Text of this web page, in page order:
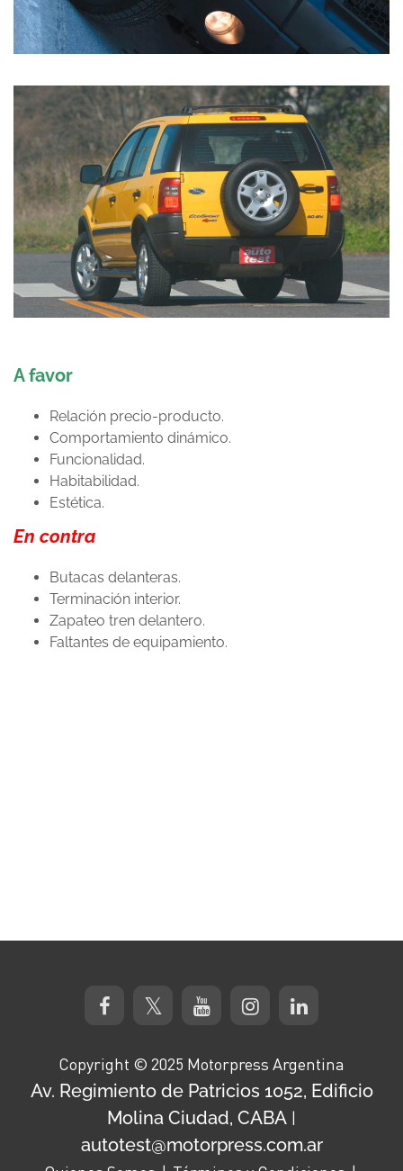
A favor
Relación precio-producto.
Comportamiento dinámico.
Funcionalidad.
Habitabilidad.
Estética.
En contra
Butacas delanteras.
Terminación interior.
Zapateo tren delantero.
Faltantes de equipamiento.
Copyright © 2025 Motorpress Argentina
Av. Regimiento de Patricios 1052, Edificio
Molina Ciudad, CABA |
autotest@motorpress.com.ar